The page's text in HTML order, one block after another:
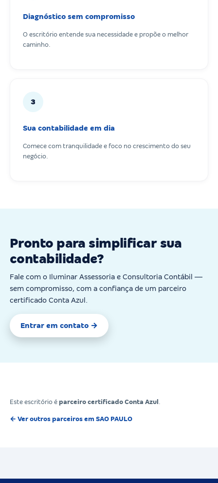
Diagnóstico sem compromisso
O escritório entende sua necessidade e propõe o melhor
caminho.
3
Sua contabilidade em dia
Comece com tranquilidade e foco no crescimento do seu
negócio.
Pronto para simplificar sua
contabilidade?
Fale com o Iluminar Assessoria e Consultoria Contábil —
sem compromisso, com a confiança de um parceiro
certificado Conta Azul.
Entrar em contato →
Este escritório é parceiro certificado Conta Azul
← Ver outros parceiros em SAO PAULO